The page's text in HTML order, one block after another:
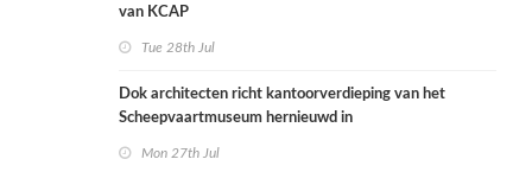
van KCAP
Tue 28th Jul
Dok architecten richt kantoorverdieping van het
Scheepvaartmuseum hernieuwd in
Mon 27th Jul